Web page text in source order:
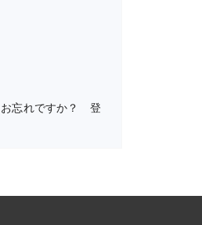
忘れですか？
登